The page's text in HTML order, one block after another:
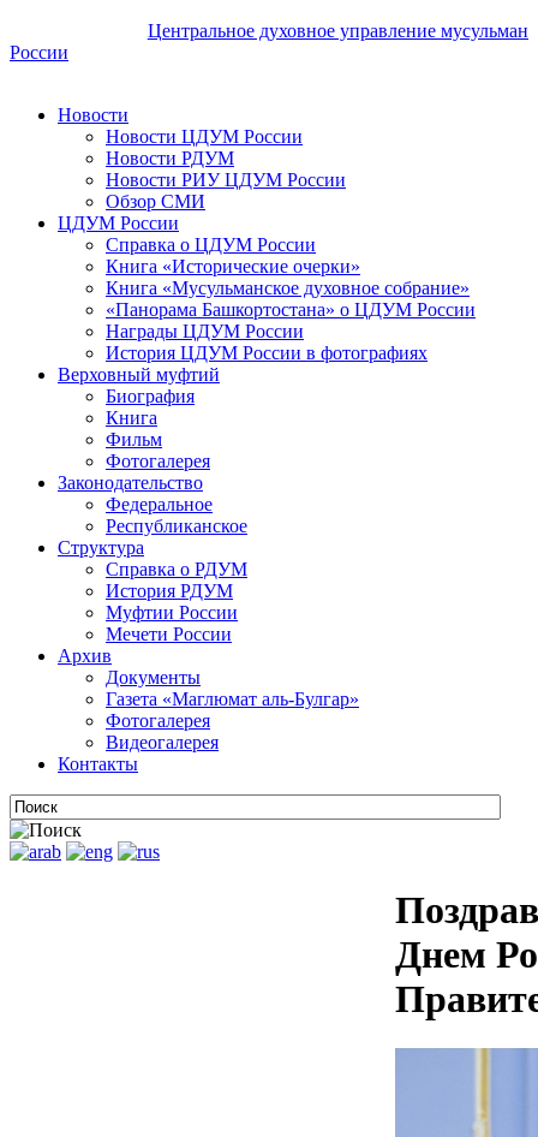
Центральное духовное управление мусульман
России
Новости
Новости ЦДУМ России
Новости РДУМ
Новости РИУ ЦДУМ России
Обзор СМИ
ЦДУМ России
Справка о ЦДУМ России
Книга «Исторические очерки»
Книга «Мусульманское духовное собрание»
«Панорама Башкортостана» о ЦДУМ России
Награды ЦДУМ России
История ЦДУМ России в фотографиях
Верховный муфтий
Биография
Книга
Фильм
Фотогалерея
Законодательство
Федеральное
Республиканское
Структура
Справка о РДУМ
История РДУМ
Муфтии России
Мечети России
Архив
Документы
Газета «Маглюмат аль-Булгар»
Фотогалерея
Видеогалерея
Контакты
Днем